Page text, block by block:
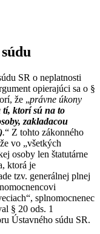
SR o neplatnosti
opierajúci sa o §
že „právne úkony
tí, ktorí sú na to
zakladacou
.“ Z tohto zákonného
vo „všetkých
osoby len štatutárne
ktorá je
tzv. generálnej plnej
splnomocnenec
§ 20 ods. 1
Ústavného súdu SR.